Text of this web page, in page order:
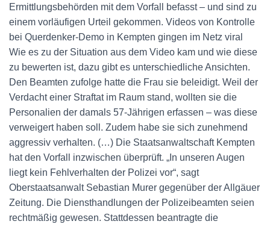
Ermittlungsbehörden mit dem Vorfall befasst – und sind zu
einem vorläufigen Urteil gekommen. Videos von Kontrolle
bei Querdenker-Demo in Kempten gingen im Netz viral
Wie es zu der Situation aus dem Video kam und wie diese
zu bewerten ist, dazu gibt es unterschiedliche Ansichten.
Den Beamten zufolge hatte die Frau sie beleidigt. Weil der
Verdacht einer Straftat im Raum stand, wollten sie die
Personalien der damals 57-Jährigen erfassen – was diese
verweigert haben soll. Zudem habe sie sich zunehmend
aggressiv verhalten. (…) Die Staatsanwaltschaft Kempten
hat den Vorfall inzwischen überprüft. „In unseren Augen
liegt kein Fehlverhalten der Polizei vor“, sagt
Oberstaatsanwalt Sebastian Murer gegenüber der Allgäuer
Zeitung. Die Diensthandlungen der Polizeibeamten seien
rechtmäßig gewesen. Stattdessen beantragte die